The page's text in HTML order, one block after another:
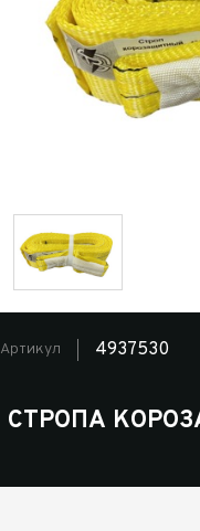
Артикул 4937530
СТРОПА